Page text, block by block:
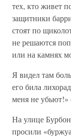
тех, кто живет
защитники
стоят по
не решаются
или на камнях
Я видел там
его била
меня не убьют!»
На улице
просили